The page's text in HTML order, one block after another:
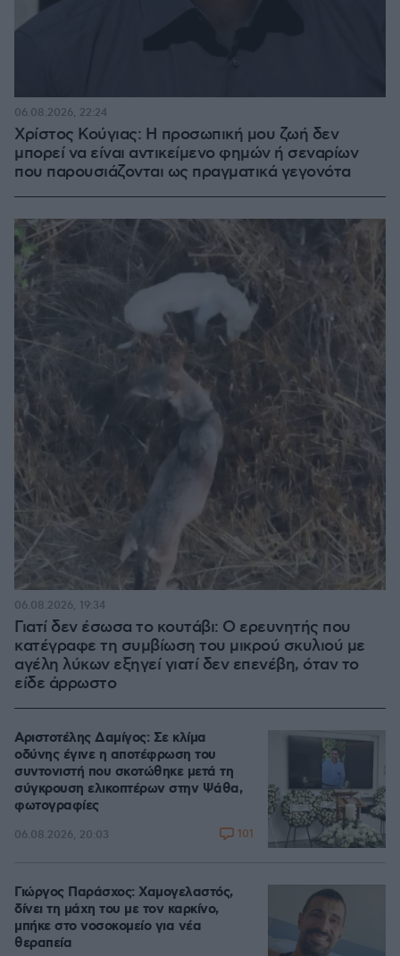
Χρίστος Κούγιας: Η προσωπική μου ζωή δεν
μπορεί να είναι αντικείμενο φημών ή σεναρίων
που παρουσιάζονται ως πραγματικά γεγονότα
06.08.2026, 22:24
Γιατί δεν έσωσα το κουτάβι: Ο ερευνητής που
κατέγραφε τη συμβίωση του μικρού σκυλιού με
αγέλη λύκων εξηγεί γιατί δεν επενέβη, όταν το
είδε άρρωστο
06.08.2026, 19:34
Αριστοτέλης Δαμίγος: Σε κλίμα
οδύνης έγινε η αποτέφρωση του
συντονιστή που σκοτώθηκε μετά τη
σύγκρουση ελικοπτέρων στην Ψάθα,
φωτογραφίες
06.08.2026, 20:03 101
Γιώργος Παράσχος: Χαμογελαστός,
δίνει τη μάχη του με τον καρκίνο,
μπήκε στο νοσοκομείο για νέα
θεραπεία